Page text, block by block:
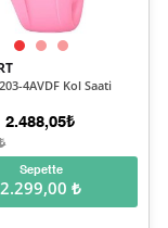
4AVDF Kol Saati
2.488,05₺
Sepette
2.299,00 ₺